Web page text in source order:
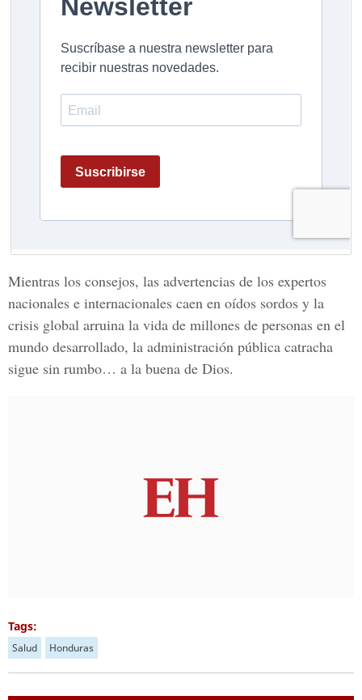
Mientras los consejos, las advertencias de los expertos
nacionales e internacionales caen en oídos sordos y la
crisis global arruina la vida de millones de personas en el
mundo desarrollado, la administración pública catracha
sigue sin rumbo… a la buena de Dios.
Tags:
Salud Honduras